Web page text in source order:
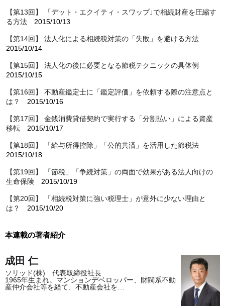
【第13回】 「デット・エクイティ・スワップ｣で相続財産を圧縮す
る方法 2015/10/13
【第14回】 法人化による相続税対策の「失敗」を避ける方法
2015/10/14
【第15回】 法人化の後に必要となる節税テクニックの具体例
2015/10/15
【第16回】 不動産鑑定士に「鑑定評価」を依頼する際の注意点と
は？
2015/10/16
【第17回】 金銭消費貸借契約で実行する「分割払い」による資産
移転 2015/10/17
【第18回】 「給与所得控除」「公的共済」を活用した節税法
2015/10/18
【第19回】 「節税」「争続対策」の両面で効果がある法人向けの
生命保険 2015/10/19
【第20回】 「相続税対策に強い税理士」が意外に少ない理由と
は？
2015/10/20
本連載の著者紹介
成田 仁
ソリッド(株) 代表取締役社長
1965年生まれ。マンションデベロッパー、財閥系不動
産仲介会社等を経て、不動産会社を…